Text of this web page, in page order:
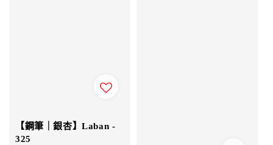
【鋼筆｜銀杏】Laban -
325